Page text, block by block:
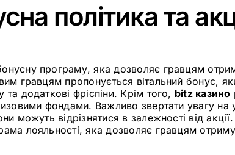
політика та
програму, яка дозволяє гравцям
гравцям пропонується вітальний бонус,
додаткові фріспіни. Крім того, bitz казино
фондами. Важливо звертати увагу
можуть відрізнятися в залежності від
лояльності, яка дозволяє гравцям